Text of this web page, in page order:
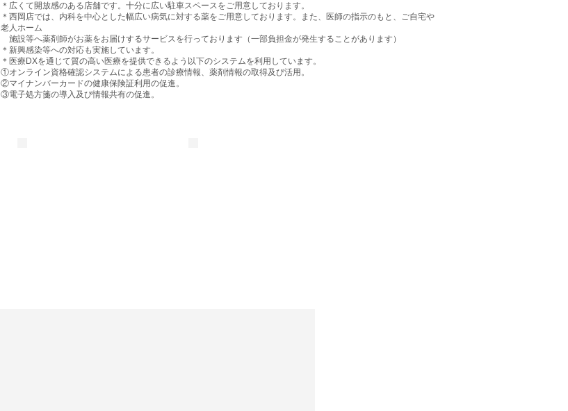
＊広くて開放感のある店舗です。十分に広い駐車スペースをご用意しております。
＊西岡店では、内科を中心とした幅広い病気に対する薬をご用意しております。また、医師の指示のもと、ご自宅や
老人ホーム
施設等へ薬剤師がお薬をお届けするサービスを行っております（一部負担金が発生することがあります）
＊新興感染等への対応も実施しています。
＊医療DXを通じて質の高い医療を提供できるよう以下のシステムを利用しています。
①オンライン資格確認システムによる患者の診療情報、薬剤情報の取得及び活用。
②マイナンバーカードの健康保険証利用の促進。
​③電子処方箋の導入及び情報共有の促進。